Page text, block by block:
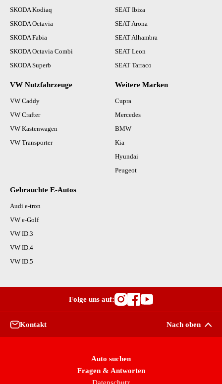
SKODA Kodiaq
SKODA Octavia
SKODA Fabia
SKODA Octavia Combi
SKODA Superb
SEAT Ibiza
SEAT Arona
SEAT Alhambra
SEAT Leon
SEAT Tarraco
VW Nutzfahrzeuge
VW Caddy
VW Crafter
VW Kastenwagen
VW Transporter
Weitere Marken
Cupra
Mercedes
BMW
Kia
Hyundai
Peugeot
Gebrauchte E-Autos
Audi e-tron
VW e-Golf
VW ID.3
VW ID.4
VW ID.5
Folge uns auf:
Besuche
Besuche
Besuche
Kontakt Nach oben
Auto suchen
Fragen & Antworten